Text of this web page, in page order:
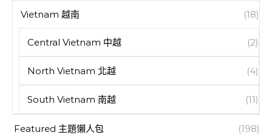
Vietnam 越南 (18)
Central Vietnam 中越 (2)
North Vietnam 北越 (4)
South Vietnam 南越 (11)
Featured 主題懶人包 (198)